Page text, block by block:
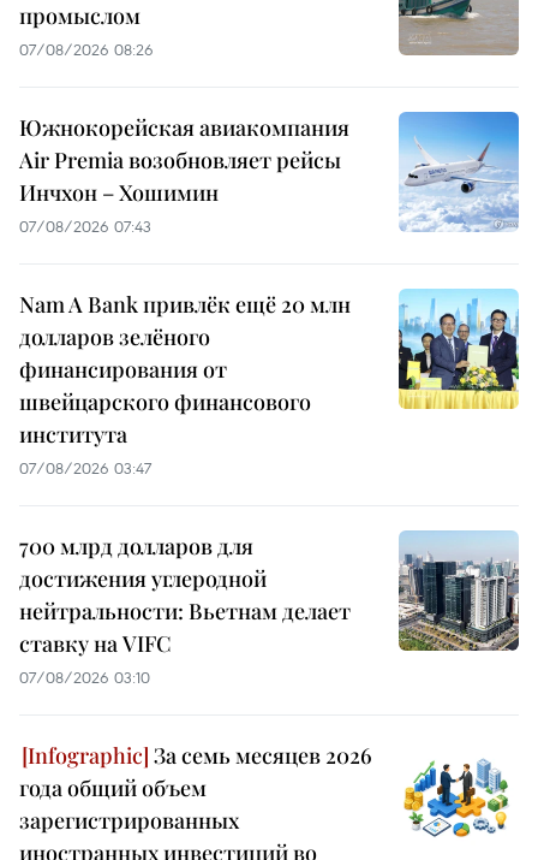
промыслом
07/08/2026 08:26
Южнокорейская авиакомпания
Air Premia возобновляет рейсы
Инчхон – Хошимин
07/08/2026 07:43
Nam A Bank привлёк ещё 20 млн
долларов зелёного
финансирования от
швейцарского финансового
института
07/08/2026 03:47
700 млрд долларов для
достижения углеродной
нейтральности: Вьетнам делает
ставку на VIFC
07/08/2026 03:10
За семь месяцев 2026
года общий объем
зарегистрированных
иностранных инвестиций во